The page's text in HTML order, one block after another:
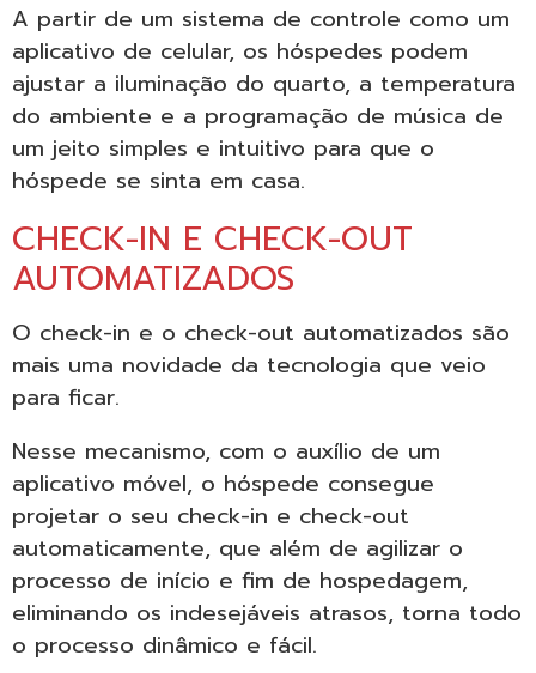
A partir de um sistema de controle como um
aplicativo de celular, os hóspedes podem
ajustar a iluminação do quarto, a temperatura
do ambiente e a programação de música de
um jeito simples e intuitivo para que o
hóspede se sinta em casa.
CHECK-IN E CHECK-OUT
AUTOMATIZADOS
O check-in e o check-out automatizados são
mais uma novidade da tecnologia que veio
para ficar.
Nesse mecanismo, com o auxílio de um
aplicativo móvel, o hóspede consegue
projetar o seu check-in e check-out
automaticamente, que além de agilizar o
processo de início e fim de hospedagem,
eliminando os indesejáveis atrasos, torna todo
o processo dinâmico e fácil.